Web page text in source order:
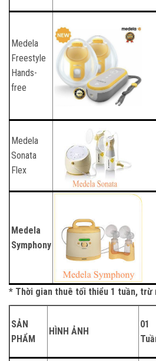
Medela
Freestyle
Hands-
free
Medela
Sonata
Flex
Medela
Symphony
* Thời gian thuê tối thiểu 1 tuần, trừ
SẢN
PHẨM
HÌNH ẢNH
01